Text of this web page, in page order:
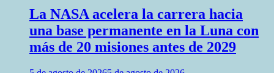
La NASA acelera la carrera hacia
una base permanente en la Luna con
más de 20 misiones antes de 2029